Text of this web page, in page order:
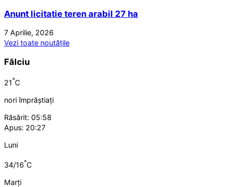
Anunt licitatie teren arabil 27 ha
7 Aprilie, 2026
Vezi toate noutățile
Fălciu
21°C
nori împrăștiați
Răsărit: 05:58
Apus: 20:27
Luni
34/16°C
Marți